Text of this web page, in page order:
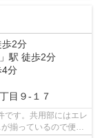
歩2分
」駅 徒歩2分
4分
目９-１７
です。共用部にはエレ
揃っているので便利